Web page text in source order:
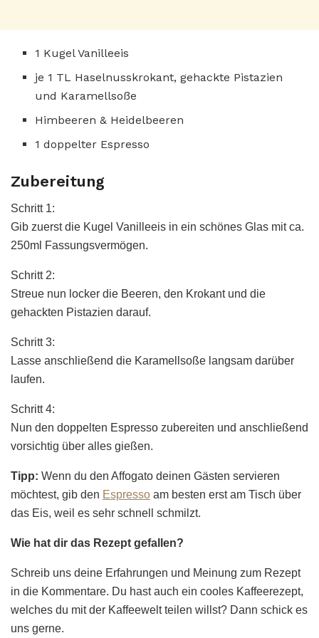
1 Kugel Vanilleeis
je 1 TL Haselnusskrokant, gehackte Pistazien
und Karamellsoße
Himbeeren & Heidelbeeren
1 doppelter Espresso
Zubereitung
Schritt 1:
Gib zuerst die Kugel Vanilleeis in ein schönes Glas mit ca.
250ml Fassungsvermögen.
Schritt 2:
Streue nun locker die Beeren, den Krokant und die
gehackten Pistazien darauf.
Schritt 3:
Lasse anschließend die Karamellsoße langsam darüber
laufen.
Schritt 4:
Nun den doppelten Espresso zubereiten und anschließend
vorsichtig über alles gießen.
Tipp: Wenn du den Affogato deinen Gästen servieren
möchtest, gib den Espresso am besten erst am Tisch über
das Eis, weil es sehr schnell schmilzt.
Wie hat dir das Rezept gefallen?
Schreib uns deine Erfahrungen und Meinung zum Rezept
in die Kommentare. Du hast auch ein cooles Kaffeerezept,
welches du mit der Kaffeewelt teilen willst? Dann schick es
uns gerne.